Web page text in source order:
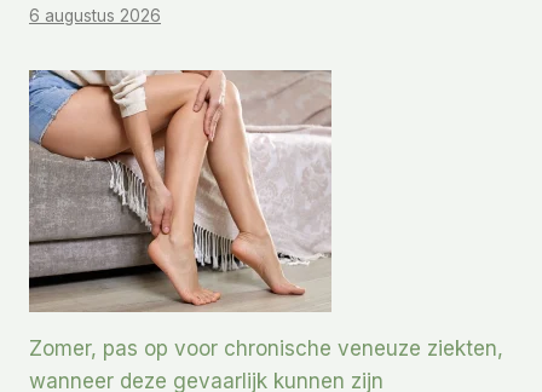
6 augustus 2026
Zomer, pas op voor chronische veneuze ziekten,
wanneer deze gevaarlijk kunnen zijn